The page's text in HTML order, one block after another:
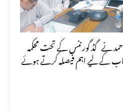
نے گڈ گورننس کے تحت محکمہ
کے لیے اہم فیصلہ کرتے ہوئے